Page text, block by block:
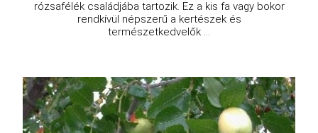
rózsafélék családjába tartozik. Ez a kis fa vagy bokor
rendkívül népszerű a kertészek és
természetkedvelők ...